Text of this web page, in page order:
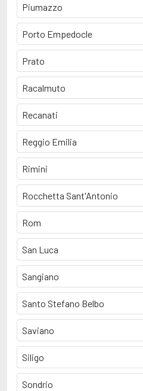
Piumazzo
Porto Empedocle
Prato
Racalmuto
Recanati
Reggio Emilia
Rimini
Rocchetta Sant'Antonio
Rom
San Luca
Sangiano
Santo Stefano Belbo
Saviano
Siligo
Sondrio